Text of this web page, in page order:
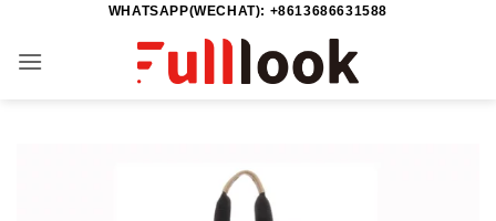
contenuti
WHATSAPP(WECHAT): +8613686631588